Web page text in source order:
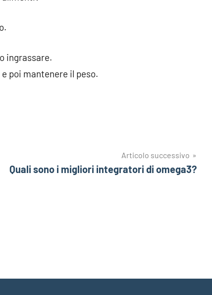
ingrassare.
poi mantenere il peso.
Articolo successivo
Quali sono i migliori integratori di omega3?